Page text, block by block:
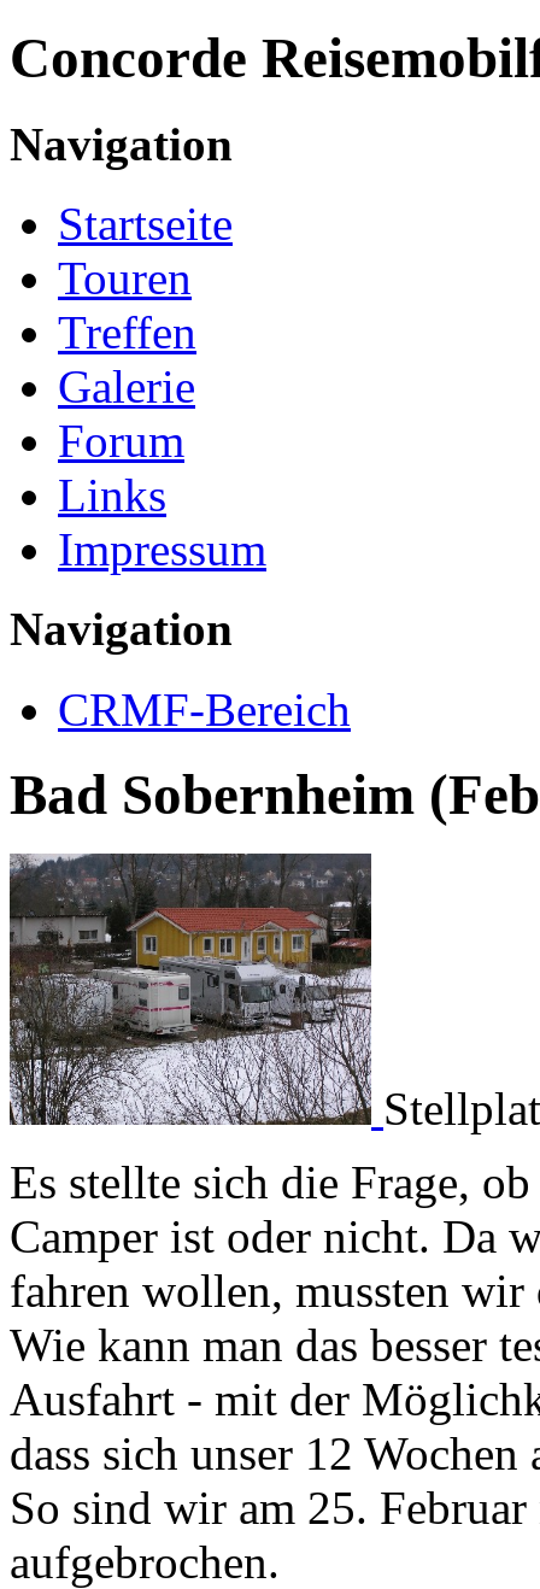
Concorde
Navigation
Startseite
Touren
Treffen
Galerie
Forum
Links
Impressum
Navigation
CRMF-Bereich
Bad Sobernheim
Es stellte sich die Frage,
Camper ist oder nicht. Da
fahren wollen, mussten wir
Wie kann man das besser
Ausfahrt - mit der
dass sich unser 12
So sind wir am 25.
aufgebrochen.